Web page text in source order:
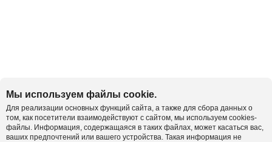
Мы используем файлы cookie.
Для реализации основных функций сайта, а также для сбора данных о
том, как посетители взаимодействуют с сайтом, мы используем cookies-
файлы. Информация, содержащаяся в таких файлах, может касаться вас,
ваших предпочтений или вашего устройства. Такая информация не